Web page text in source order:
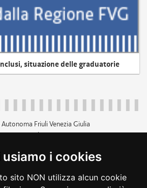
usiamo i cookies
sito NON utilizza alcun cookie
situazione delle graduatorie
Autonoma Friuli Venezia Giulia
p.iva 00526040324
+39 040 3771111